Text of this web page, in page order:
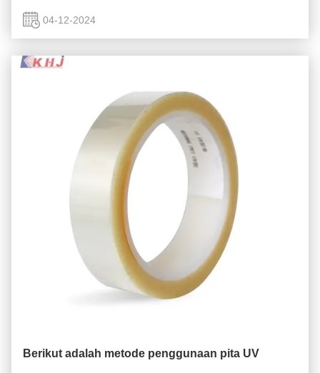
kemudian memotong biji-bijian ...
04-12-2024
Berikut adalah metode penggunaan pita UV